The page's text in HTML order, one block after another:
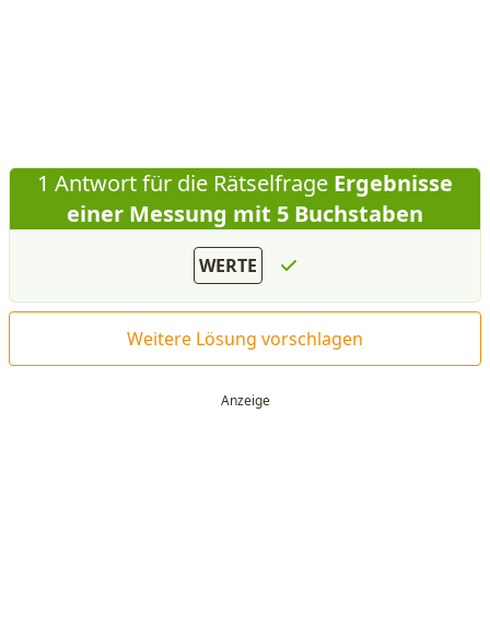
1 Antwort für die Rätselfrage Ergebnisse
einer Messung mit 5 Buchstaben
WERTE
Weitere Lösung vorschlagen